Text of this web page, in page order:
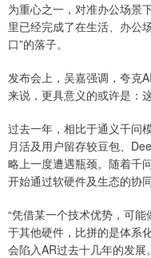
为重心之一，对准办公场景
里已经完成了在生活、办公
口”的落子。
发布会上，吴嘉强调，夸克
来说，更具意义的或许是：
过去一年，相比于通义千问
月活及用户留存较豆包、
略上一度遭遇瓶颈。随着千
开始通过软硬件及生态的协
“凭借某一个技术优势，可
于其他硬件，比拼的是体系
会陷入AR过去十几年的发展